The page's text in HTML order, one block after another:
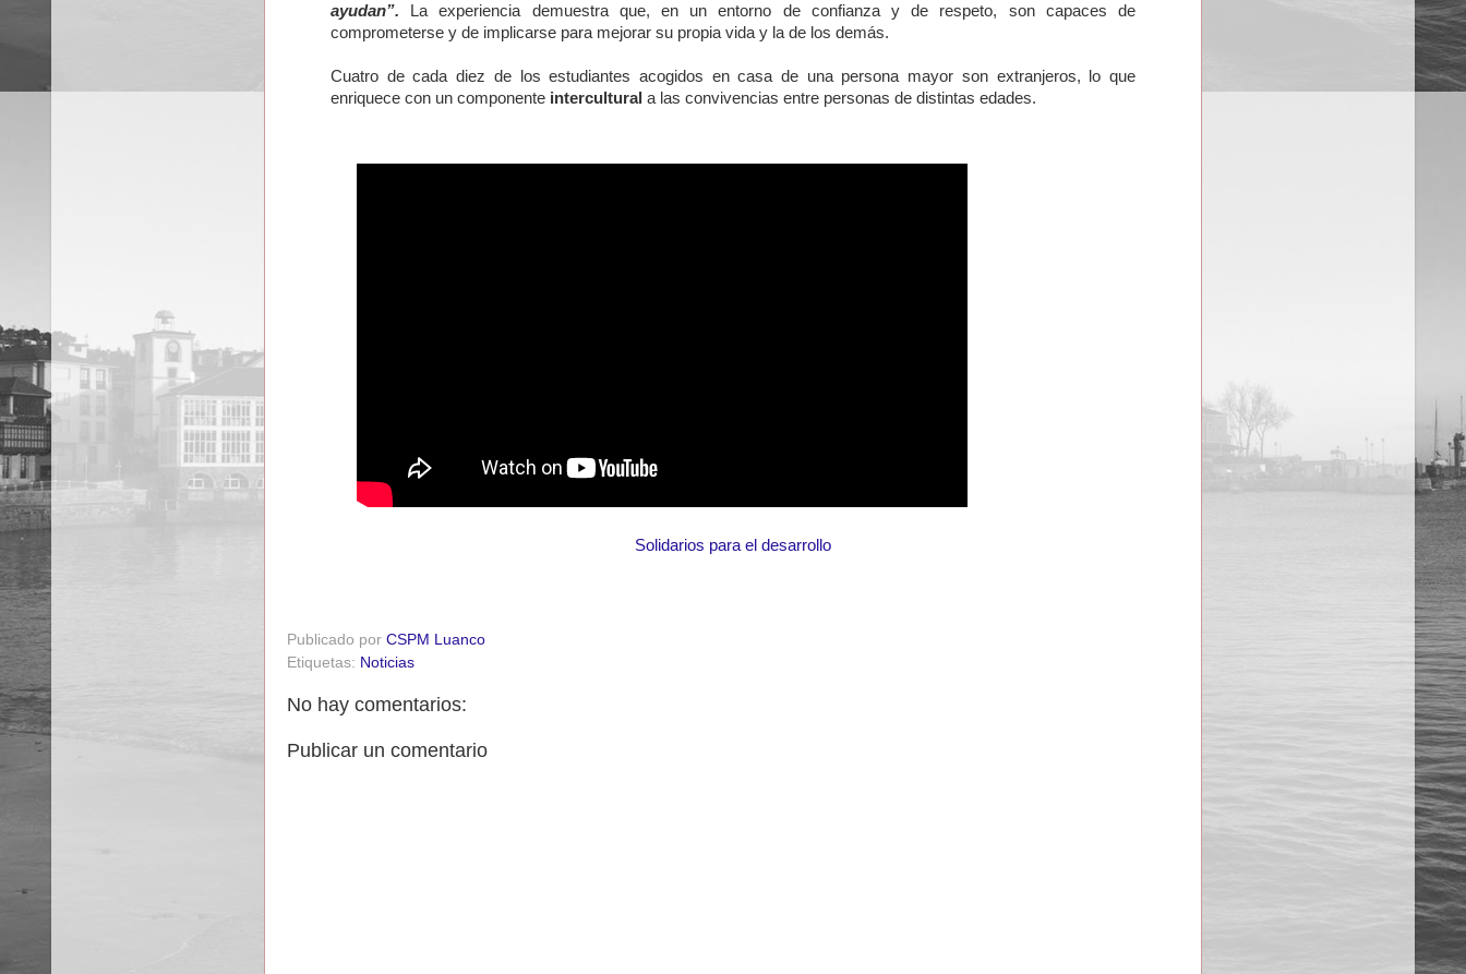
ayudan”. La experiencia demuestra que, en un entorno de confianza y de respeto, son capaces de
comprometerse y de implicarse para mejorar su propia vida y la de los demás.
Cuatro de cada diez de los estudiantes acogidos en casa de una persona mayor son extranjeros, lo que
enriquece con un componente intercultural a las convivencias entre personas de distintas edades.
Solidarios para el desarrollo
Publicado por CSPM Luanco
Etiquetas: Noticias
No hay comentarios:
Publicar un comentario